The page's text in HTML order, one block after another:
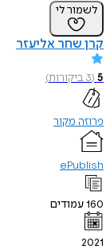
לשמור לי
קרן שחר אליעזר
5
(
3ביקורות)
פרוזה מקור
ePublish
160עמודים
2021